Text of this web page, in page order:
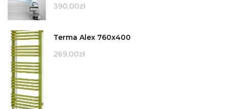
390,00zł
Terma Alex 760x400
269,00zł